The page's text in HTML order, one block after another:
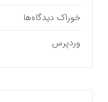
خوراک دیدگاه‌ها
وردپرس